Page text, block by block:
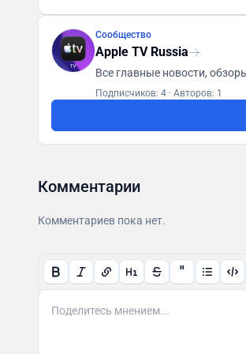
Сообщество
Apple TV Russia
Подписчиков: 4 · Авторов: 1
Комментарии
Комментариев пока нет.
"